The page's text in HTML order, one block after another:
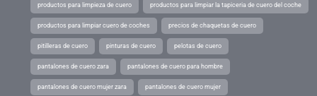
productos para limpieza de cuero productos para limpiar la tapiceria de cuero del coche
productos para limpiar cuero de coches precios de chaquetas de cuero
pitilleras de cuero pinturas de cuero pelotas de cuero
pantalones de cuero zara pantalones de cuero para hombre
pantalones de cuero mujer zara pantalones de cuero mujer